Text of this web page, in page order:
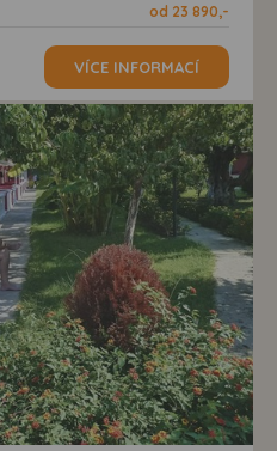
od 23 890,-
VÍCE INFORMACÍ